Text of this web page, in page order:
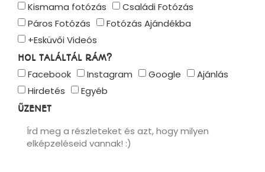
Kismama fotózás
Családi Fotózás
Páros Fotózás
Fotózás Ajándékba
+Esküvői Videós
HOL TALÁLTÁL RÁM?
Facebook Instagram Google
Ajánlás
Hirdetés
Egyéb
ÜZENET